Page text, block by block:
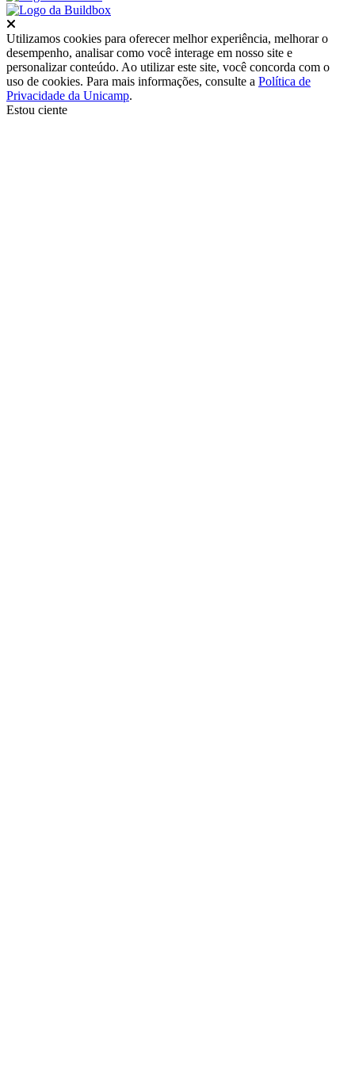
Utilizamos cookies para oferecer melhor experiência, melhorar o
desempenho, analisar como você interage em nosso site e
personalizar conteúdo. Ao utilizar este site, você concorda com o
uso de cookies. Para mais informações, consulte a Política de
Privacidade da Unicamp.
Estou ciente